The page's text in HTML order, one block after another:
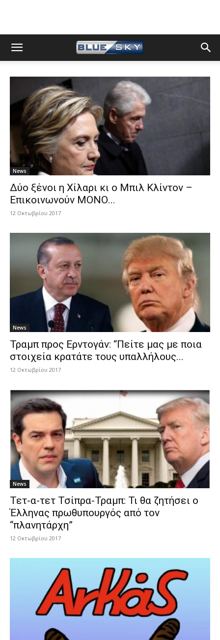
News
Δύο ξένοι η Χίλαρι κι ο Μπιλ Κλίντον –
Επικοινωνούν ΜΟΝΟ...
12 Οκτωβρίου 2017
News
Τραμπ προς Ερντογάν: “Πείτε μας με ποια
στοιχεία κρατάτε τους υπαλλήλους...
12 Οκτωβρίου 2017
News
Τετ-α-τετ Τσίπρα-Τραμπ: Τι θα ζητήσει ο
Έλληνας πρωθυπουργός από τον
“πλανητάρχη”
12 Οκτωβρίου 2017